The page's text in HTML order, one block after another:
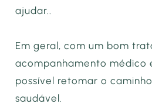
ajudar..
Em geral, com um bom
acompanhamento médico
possível retomar o
saudável.